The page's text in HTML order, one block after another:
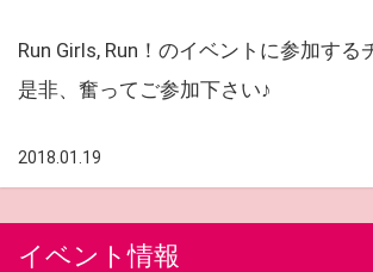
Run Girls, Run！のイベントに参加する
是非、奮ってご参加下さい♪
2018.01.19
イベント情報